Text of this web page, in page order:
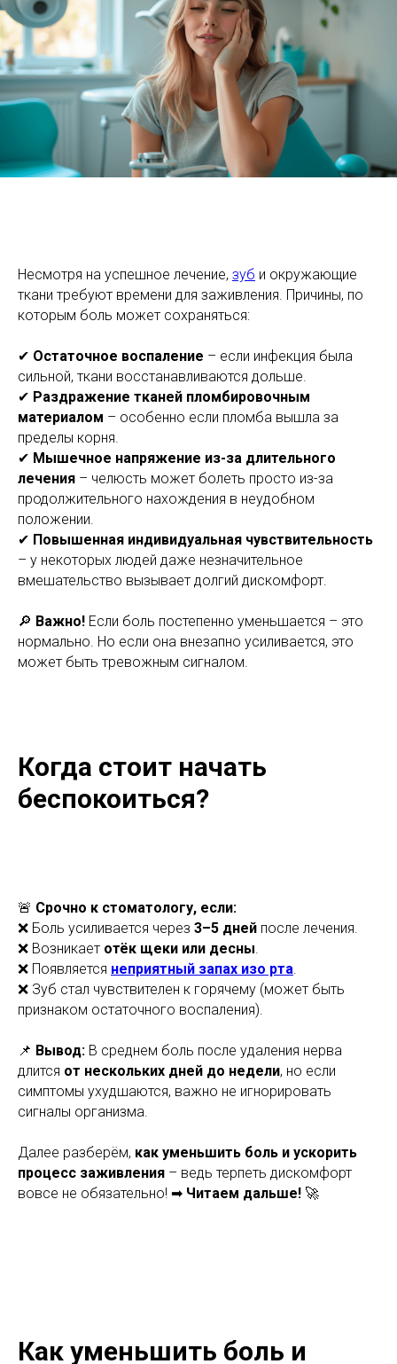
Несмотря на успешное лечение, зуб и окружающие
ткани требуют времени для заживления. Причины, по
которым боль может сохраняться:
✔ Остаточное воспаление – если инфекция была
сильной, ткани восстанавливаются дольше.
✔ Раздражение тканей пломбировочным
материалом – особенно если пломба вышла за
пределы корня.
✔ Мышечное напряжение из-за длительного
лечения – челюсть может болеть просто из-за
продолжительного нахождения в неудобном
положении.
✔ Повышенная индивидуальная чувствительность
– у некоторых людей даже незначительное
вмешательство вызывает долгий дискомфорт.
🔎 Важно! Если боль постепенно уменьшается – это
нормально. Но если она внезапно усиливается, это
может быть тревожным сигналом.
Когда стоит начать
беспокоиться?
🚨 Срочно к стоматологу, если:
❌ Боль усиливается через 3–5 дней после лечения.
❌ Возникает отёк щеки или десны
❌ Появляется неприятный запах изо рта
❌ Зуб стал чувствителен к горячему (может быть
признаком остаточного воспаления).
📌 Вывод: В среднем боль после удаления нерва
длится от нескольких дней до недели, но если
симптомы ухудшаются, важно не игнорировать
сигналы организма.
Далее разберём, как уменьшить боль и ускорить
процесс заживления – ведь терпеть дискомфорт
вовсе не обязательно! ➡ Читаем дальше! 🚀
Как уменьшить боль и